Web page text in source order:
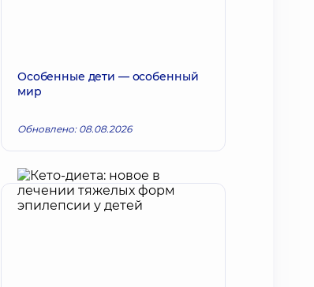
Особенные дети — особенный
мир
Обновлено: 08.08.2026